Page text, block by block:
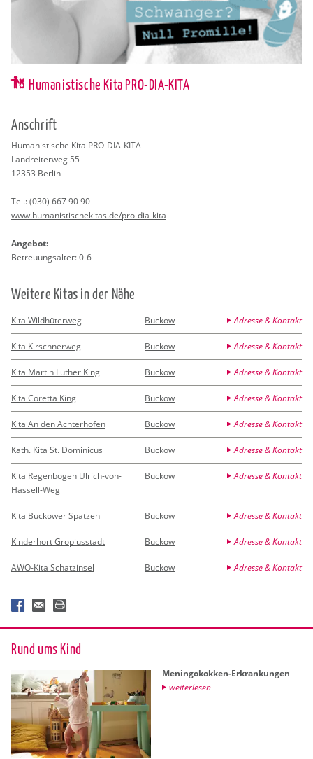
Humanistische Kita PRO-DIA-KITA
An­schrift
Hu­ma­nis­ti­sche Kita PRO-DIA-KITA
Land­rei­ter­weg 55
12353 Ber­lin
Tel.:(030) 667 90 90
www.​hum​anis​tisc​heki​tas.​de/​pro-​dia-​kita
An­ge­bot:
Be­treu­ungs­al­ter: 0-6
Wei­te­re Kitas in der Nähe
Kita Wildhüterweg Buckow Adresse & Kontakt
Kita Kirschnerweg Buckow Adresse & Kontakt
Kita Martin Luther King Buckow Adresse & Kontakt
Kita Coretta King Buckow Adresse & Kontakt
Kita An den Achterhöfen Buckow Adresse & Kontakt
Kath. Kita St. Dominicus Buckow Adresse & Kontakt
Kita Regenbogen Ulrich-von-
Hassell-Weg
Buckow Adresse & Kontakt
Kita Buckower Spatzen Buckow Adresse & Kontakt
Kinderhort Gropiusstadt Buckow Adresse & Kontakt
AWO-Kita Schatzinsel Buckow Adresse & Kontakt
Rund ums Kind
Me­nin­go­kok­ken-Er­kran­kun­gen
wei­ter­le­sen